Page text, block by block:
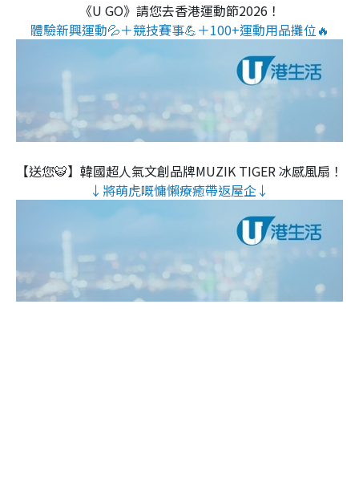
《U GO》請您去香港運動節2026！
體驗新興運動💦＋競技賽事💪＋100+運動用品攤位🔥
【送您🐯】韓國超人氣文創品牌MUZIK TIGER 冰感風扇！
↓將萌虎嘅慵懶療癒帶返屋企↓